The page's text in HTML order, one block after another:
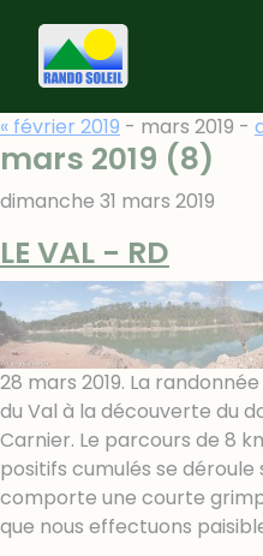
« février 2019 - mars 2019 -
mars 2019 (8)
dimanche 31 mars 2019
LE VAL - RD
28 mars 2019. La
du Val à la découverte du
Carnier. Le parcours de 8
positifs cumulés se déroule
comporte une courte
que nous effectuons